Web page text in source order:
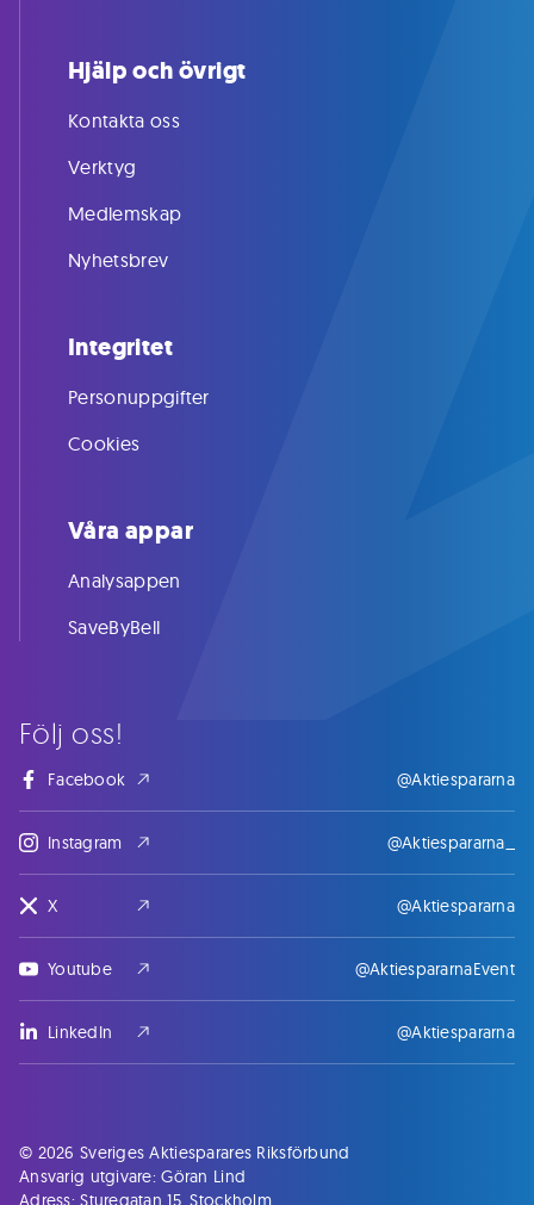
Följ oss!
Facebook @Aktiespararna
Instagram @Aktiespararna_
X @Aktiespararna
Youtube @AktiespararnaEvent
LinkedIn @Aktiespararna
Hjälp och övrigt
Kontakta oss
Verktyg
Medlemskap
Nyhetsbrev
Integritet
Personuppgifter
Cookies
Våra appar
Analysappen
SaveByBell
© 2026 Sveriges Aktiesparares Riksförbund
Ansvarig utgivare: Göran Lind
Adress: Sturegatan 15, Stockholm